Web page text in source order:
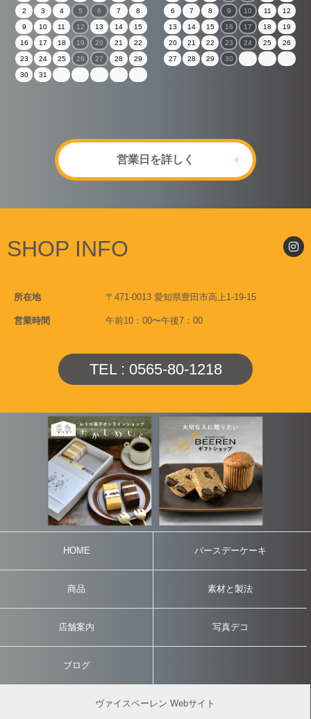
2 3 4 5 6 7 8
9 10 11 12 13 14 15
16 17 18 19 20 21 22
23 24 25 26 27 28 29
30 31
6 7 8 9 10 11 12
13 14 15 16 17 18 19
20 21 22 23 24 25 26
27 28 29 30
営業日を詳しく
SHOP INFO
所在地 〒471-0013 愛知県豊田市高上1-19-15
営業時間 午前10：00〜午後7：00
TEL : 0565-80-1218
HOME バースデーケーキ
商品 素材と製法
店舗案内 写真デコ
ブログ
ヴァイスベーレン Webサイト